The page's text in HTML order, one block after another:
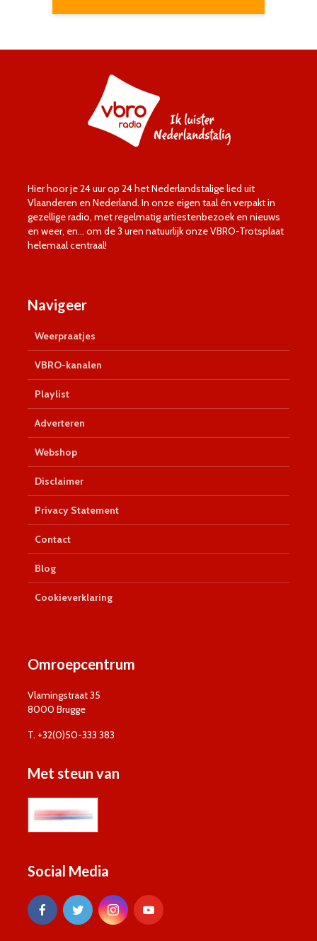
Hier hoor je 24 uur op 24 het Nederlandstalige lied uit
Vlaanderen en Nederland. In onze eigen taal én verpakt in
gezellige radio, met regelmatig artiestenbezoek en nieuws
en weer, en… om de 3 uren natuurlijk onze VBRO-Trotsplaat
helemaal centraal!
Navigeer
Weerpraatjes
VBRO-kanalen
Playlist
Adverteren
Webshop
Disclaimer
Privacy Statement
Contact
Blog
Cookieverklaring
Omroepcentrum
Vlamingstraat 35
8000 Brugge
T. +32(0)50-333 383
Met steun van
Social Media